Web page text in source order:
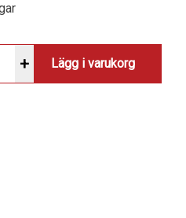
+ Lägg i varukorg